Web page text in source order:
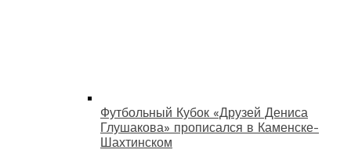
Футбольный Кубок «Друзей Дениса
Глушакова» прописался в Каменске-
Шахтинском